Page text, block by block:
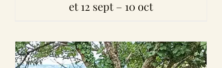
et 12 sept – 10 oct